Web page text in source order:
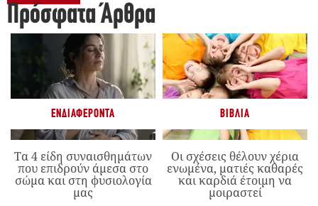
Πρόσφατα Άρθρα
ΕΝΔΙΑΦΈΡΟΝΤΑ
Τα 4 είδη συναισθημάτων
που επιδρούν άμεσα στο
σώμα και στη φυσιολογία
μας
ΒΙΒΛΊΑ
Οι σχέσεις θέλουν χέρια
ενωμένα, ματιές καθαρές
και καρδιά έτοιμη να
μοιραστεί